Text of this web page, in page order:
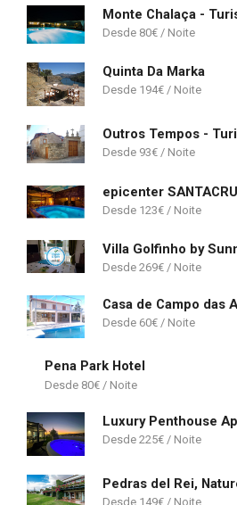
Monte Chalaça -
80€
Quinta Da Marka
194€
Outros Tempos -
93€
epicenter
123€
Villa Golfinho by
269€
Casa de Campo das
60€
Pena Park Hotel
80€
225€
149€